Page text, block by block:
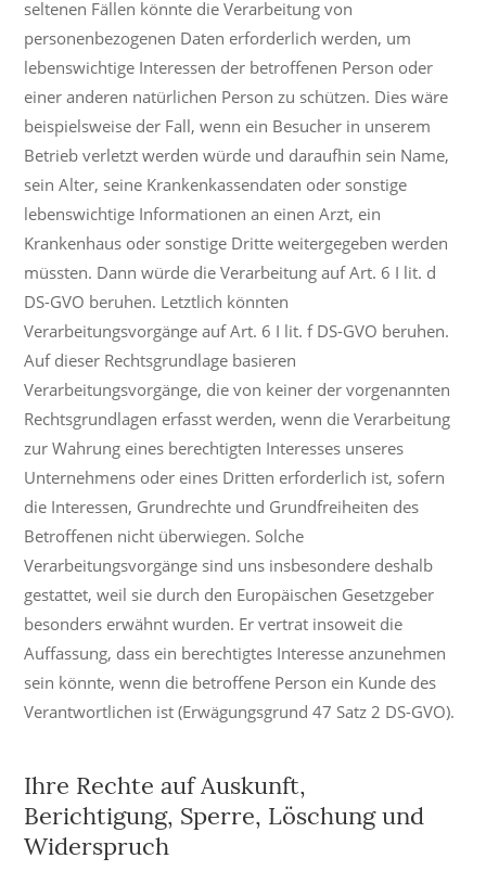
seltenen Fällen könnte die Verarbeitung von
personenbezogenen Daten erforderlich werden, um
lebenswichtige Interessen der betroffenen Person oder
einer anderen natürlichen Person zu schützen. Dies wäre
beispielsweise der Fall, wenn ein Besucher in unserem
Betrieb verletzt werden würde und daraufhin sein Name,
sein Alter, seine Krankenkassendaten oder sonstige
lebenswichtige Informationen an einen Arzt, ein
Krankenhaus oder sonstige Dritte weitergegeben werden
müssten. Dann würde die Verarbeitung auf Art. 6 I lit. d
DS-GVO beruhen. Letztlich könnten
Verarbeitungsvorgänge auf Art. 6 I lit. f DS-GVO beruhen.
Auf dieser Rechtsgrundlage basieren
Verarbeitungsvorgänge, die von keiner der vorgenannten
Rechtsgrundlagen erfasst werden, wenn die Verarbeitung
zur Wahrung eines berechtigten Interesses unseres
Unternehmens oder eines Dritten erforderlich ist, sofern
die Interessen, Grundrechte und Grundfreiheiten des
Betroffenen nicht überwiegen. Solche
Verarbeitungsvorgänge sind uns insbesondere deshalb
gestattet, weil sie durch den Europäischen Gesetzgeber
besonders erwähnt wurden. Er vertrat insoweit die
Auffassung, dass ein berechtigtes Interesse anzunehmen
sein könnte, wenn die betroffene Person ein Kunde des
Verantwortlichen ist (Erwägungsgrund 47 Satz 2 DS-GVO).
Ihre Rechte auf Auskunft,
Berichtigung, Sperre, Löschung und
Widerspruch